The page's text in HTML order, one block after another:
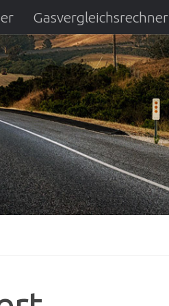
Gasvergleichsrechner